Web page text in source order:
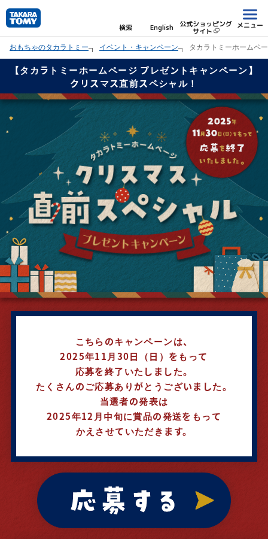
検索 English 公式ショッピング
サイト
メニュー
おもちゃのタカラトミー イベント・キャンペーン タカラトミーホームペ
【タカラトミーホームページ プレゼントキャンペーン】
クリスマス直前スペシャル！
こちらのキャンペーンは、
2025年11月30日（日）をもって
応募を終了いたしました。
たくさんのご応募ありがとうございました。
当選者の発表は
2025年12月中旬に賞品の発送をもって
かえさせていただきます。